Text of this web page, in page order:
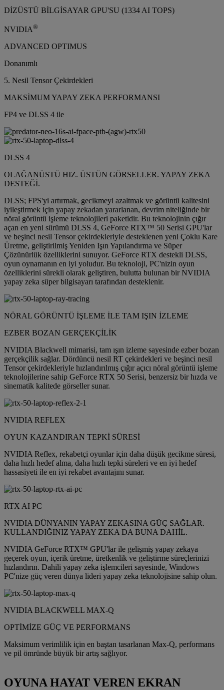
DİZÜSTÜ BİLGİSAYAR GPU'SU (1334 AI TOPS)
NVIDIA®
ADVANCED OPTIMUS
Donanımlı
5. Nesil Tensor Çekirdekleri
MAKSİMUM YAPAY ZEKA PERFORMANSI
FP4 ve DLSS 4 ile
DLSS 4
OLAĞANÜSTÜ HIZ. ÜSTÜN GÖRSELLER. YAPAY ZEKA
DESTEĞİ.
DLSS; FPS'yi artırmak, gecikmeyi azaltmak ve görüntü kalitesini
iyileştirmek için yapay zekadan yararlanan, devrim niteliğinde bir
nöral görüntü işleme teknolojileri paketidir. Bu teknolojinin çığır
açan en yeni sürümü DLSS 4, GeForce RTX™ 50 Serisi GPU'lar
ve beşinci nesil Tensor çekirdekleriyle desteklenen yeni Çoklu Kare
Üretme, geliştirilmiş Yeniden Işın Yapılandırma ve Süper
Çözünürlük özelliklerini sunuyor. GeForce RTX destekli DLSS,
oyun oynamanın en iyi yoludur. Bu teknoloji, PC'nizin oyun
özelliklerini sürekli olarak geliştiren, bulutta bulunan bir NVIDIA
yapay zeka süper bilgisayarı tarafından desteklenir.
NÖRAL GÖRÜNTÜ İŞLEME İLE TAM IŞIN İZLEME
EZBER BOZAN GERÇEKÇİLİK
NVIDIA Blackwell mimarisi, tam ışın izleme sayesinde ezber bozan
gerçekçilik sağlar. Dördüncü nesil RT çekirdekleri ve beşinci nesil
Tensor çekirdekleriyle hızlandırılmış çığır açıcı nöral görüntü işleme
teknolojilerine sahip GeForce RTX 50 Serisi, benzersiz bir hızda ve
sinematik kalitede görseller sunar.
NVIDIA REFLEX
OYUN KAZANDIRAN TEPKİ SÜRESİ
NVIDIA Reflex, rekabetçi oyunlar için daha düşük gecikme süresi,
daha hızlı hedef alma, daha hızlı tepki süreleri ve en iyi hedef
hassasiyeti ile en iyi rekabet avantajını sunar.
RTX AI PC
NVIDIA DÜNYANIN YAPAY ZEKASINA GÜÇ SAĞLAR.
KULLANDIĞINIZ YAPAY ZEKA DA BUNA DAHİL.
NVIDIA GeForce RTX™ GPU'lar ile gelişmiş yapay zekaya
geçerek oyun, içerik üretme, üretkenlik ve geliştirme süreçlerinizi
hızlandırın. Dahili yapay zeka işlemcileri sayesinde, Windows
PC'nize güç veren dünya lideri yapay zeka teknolojisine sahip olun.
NVIDIA BLACKWELL MAX-Q
OPTİMİZE GÜÇ VE PERFORMANS
Maksimum verimlilik için en baştan tasarlanan Max-Q, performans
ve pil ömründe büyük bir artış sağlıyor.
OYUNA HAYAT VEREN EKRAN